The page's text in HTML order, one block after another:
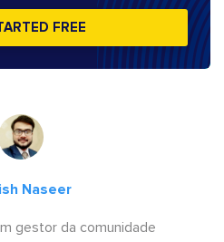
FREE
Naseer
gestor da comunidade